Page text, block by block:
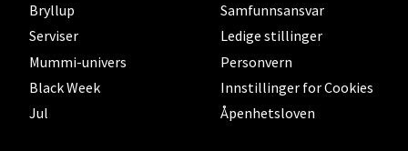
Bryllup
Serviser
Mummi-univers
Black Week
Jul
Samfunnsansvar
Ledige stillinger
Personvern
Innstillinger for Cookies
Åpenhetsloven
0 i butikk